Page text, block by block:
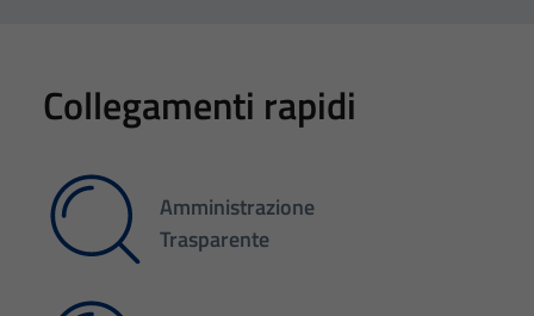
Collegamenti rapidi
Amministrazione
Trasparente